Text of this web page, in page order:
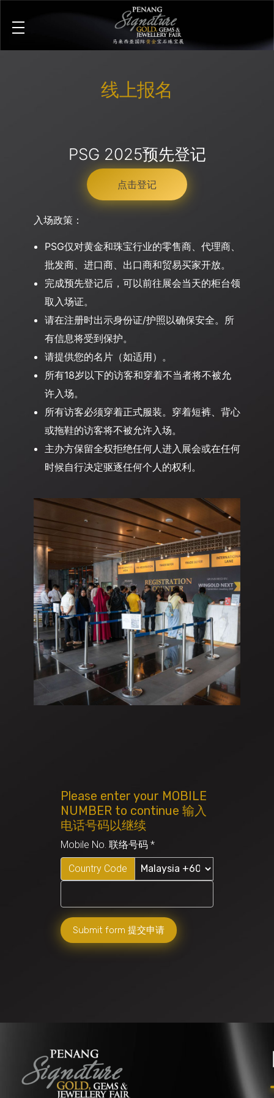
Penang Signature Gold, Gems & Jewellery Fair
The First and Leading Trade Gold Exhibition in Southeast Asia
线上报名
PSG 2025预先登记
点击登记
入场政策：
PSG仅对黄金和珠宝行业的零售商、代理商、
批发商、进口商、出口商和贸易买家开放。
完成预先登记后，可以前往展会当天的柜台领
取入场证。
请在注册时出示身份证/护照以确保安全。所
有信息将受到保护。
请提供您的名片（如适用）。
所有18岁以下的访客和穿着不当者将不被允
许入场。
所有访客必须穿着正式服装。穿着短裤、背心
或拖鞋的访客将不被允许入场。
主办方保留全权拒绝任何人进入展会或在任何
时候自行决定驱逐任何个人的权利。
Please enter your MOBILE
NUMBER to continue 输入
电话号码以继续
Mobile No. 联络号码 *
Country Code
Submit form 提交申请